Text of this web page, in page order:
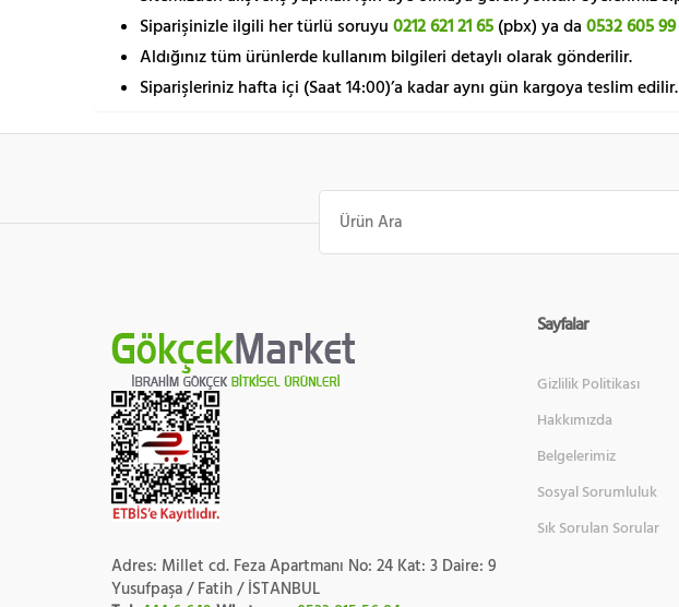
Siparişinizle ilgili her türlü soruyu 0212 621 21 65 (pbx) ya da 0532 605
Aldığınız tüm ürünlerde kullanım bilgileri detaylı olarak gönderilir.
Siparişleriniz hafta içi (Saat 14:00)’a kadar aynı gün kargoya teslim
Ara:
Adres: Millet cd. Feza Apartmanı No: 24 Kat: 3 Daire: 9
Yusufpaşa / Fatih / İSTANBUL
Sayfalar
Gizlilik Politikası
Hakkımızda
Belgelerimiz
Sosyal Sorumluluk
Sık Sorulan Sorular